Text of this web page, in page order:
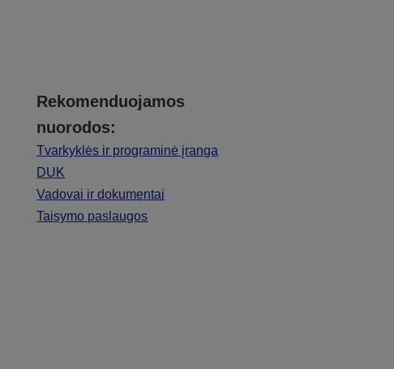
Rekomenduojamos
nuorodos:
Tvarkyklės ir programinė įranga
DUK
Vadovai ir dokumentai
Taisymo paslaugos